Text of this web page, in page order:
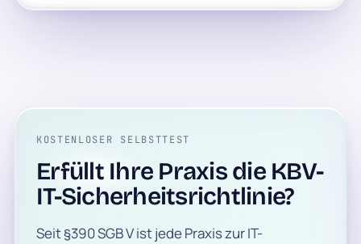
KOSTENLOSER SELBSTTEST
Erfüllt Ihre Praxis die KBV-
IT-Sicherheitsrichtlinie?
Seit §390 SGB V ist jede Praxis zur IT-